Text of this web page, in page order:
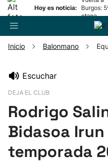
Hoy es noticia:
Burgos:
etapa
Pelota
Remo
Inicio Balonmano
Escuchar
DEJA EL CLUB
Rodrigo
Bidasoa
temporada